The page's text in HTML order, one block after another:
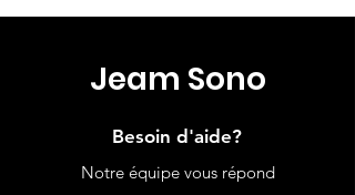
Jeam Sono
Besoin d'aide?
Notre équipe vous répond